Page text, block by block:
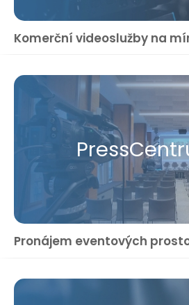
Komerční videoslužby na
Pronájem eventových